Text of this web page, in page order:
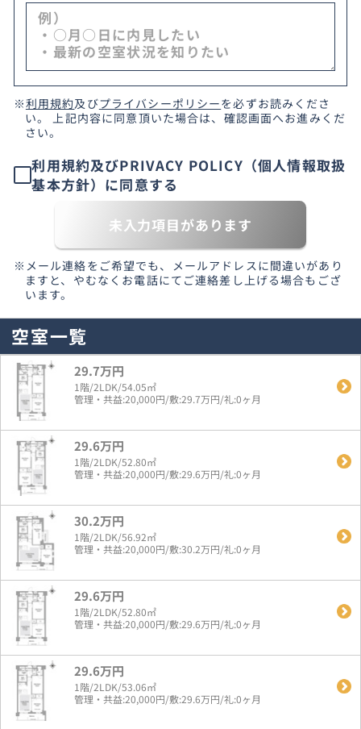
※利用規約及びプライバシーポリシーを必ずお読みくださ
い。 上記内容に同意頂いた場合は、確認画面へお進みくだ
さい。
利用規約及びPRIVACY POLICY（個人情報取扱
基本方針）に同意する
未入力項目があります
※メール連絡をご希望でも、メールアドレスに間違いがあり
ますと、やむなくお電話にてご連絡差し上げる場合もござ
います。
空室一覧
29.7万円
1階/2LDK/54.05㎡
管理・共益:20,000円/敷:29.7万円/礼:0ヶ月
29.6万円
1階/2LDK/52.80㎡
管理・共益:20,000円/敷:29.6万円/礼:0ヶ月
30.2万円
1階/2LDK/56.92㎡
管理・共益:20,000円/敷:30.2万円/礼:0ヶ月
29.6万円
1階/2LDK/52.80㎡
管理・共益:20,000円/敷:29.6万円/礼:0ヶ月
29.6万円
1階/2LDK/53.06㎡
管理・共益:20,000円/敷:29.6万円/礼:0ヶ月